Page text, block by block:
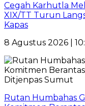
Cegah Karhutla
XIX/TT Turun
Kapas
8 Agustus 2026 |
Rutan Humbahas